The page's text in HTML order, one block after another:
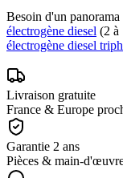
Besoin d'un
électrogène diesel (2 à
électrogène diesel
Livraison gratuite
France & Europe
Garantie 2 ans
Pièces & main-